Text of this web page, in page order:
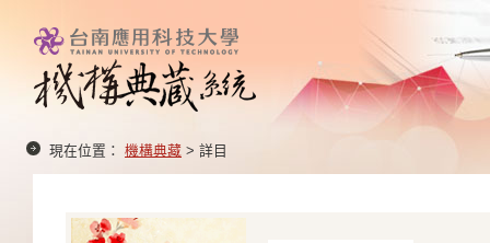
現在位置： 機構典藏 > 詳目